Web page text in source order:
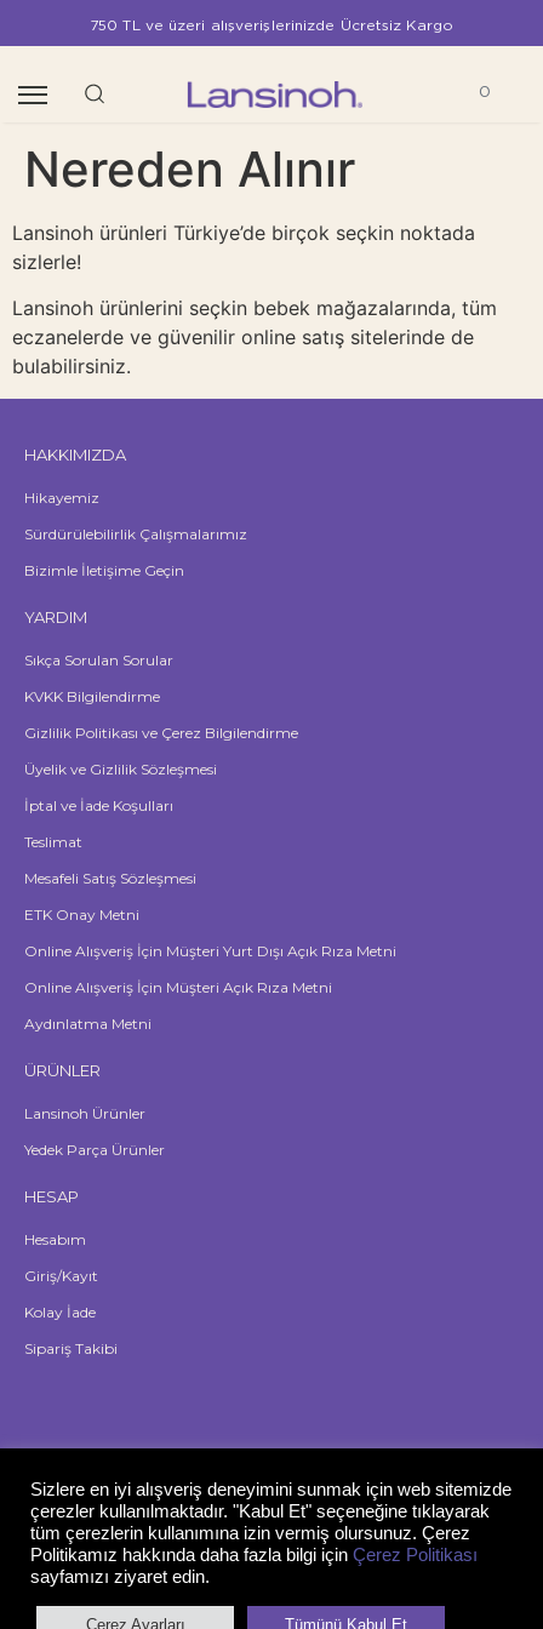
750 TL ve üzeri alışverişlerinizde Ücretsiz Kargo
0
Nereden Alınır
Lansinoh ürünleri Türkiye’de birçok seçkin noktada
sizlerle!
Lansinoh ürünlerini seçkin bebek mağazalarında, tüm
eczanelerde ve güvenilir online satış sitelerinde de
bulabilirsiniz.
HAKKIMIZDA
Hikayemiz
Sürdürülebilirlik Çalışmalarımız
Bizimle İletişime Geçin
YARDIM
Sıkça Sorulan Sorular
KVKK Bilgilendirme
Gizlilik Politikası ve Çerez Bilgilendirme
Üyelik ve Gizlilik Sözleşmesi
İptal ve İade Koşulları
Teslimat
Mesafeli Satış Sözleşmesi
ETK Onay Metni
Online Alışveriş İçin Müşteri Yurt Dışı Açık Rıza Metni
Online Alışveriş İçin Müşteri Açık Rıza Metni
Aydınlatma Metni
ÜRÜNLER
Lansinoh Ürünler
Yedek Parça Ürünler
HESAP
Hesabım
Giriş/Kayıt
Kolay İade
Sipariş Takibi
Sizlere en iyi alışveriş deneyimini sunmak için web sitemizde
çerezler kullanılmaktadır. "Kabul Et" seçeneğine tıklayarak
tüm çerezlerin kullanımına izin vermiş olursunuz. Çerez
Politikamız hakkında daha fazla bilgi için Çerez Politikası
sayfamızı ziyaret edin.
Çerez Ayarları Tümünü Kabul Et